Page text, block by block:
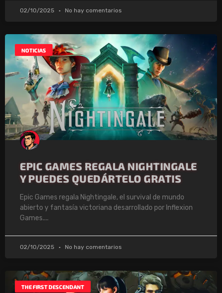
02/10/2025 No hay comentarios
NOTICIAS
EPIC GAMES REGALA NIGHTINGALE
Y PUEDES QUEDÁRTELO GRATIS
Epic Games regala Nightingale, el survival de mundo
abierto y fantasía victoriana desarrollado por Inflexion
Games.
02/10/2025 No hay comentarios
THE FIRST DESCENDANT